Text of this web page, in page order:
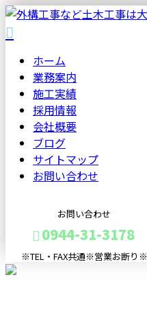
ホーム
業務案内
施工実績
採用情報
会社概要
ブログ
サイトマップ
お問い合わせ
お問い合わせ
0944-31-3178
※TEL・FAX共通※営業お断り※